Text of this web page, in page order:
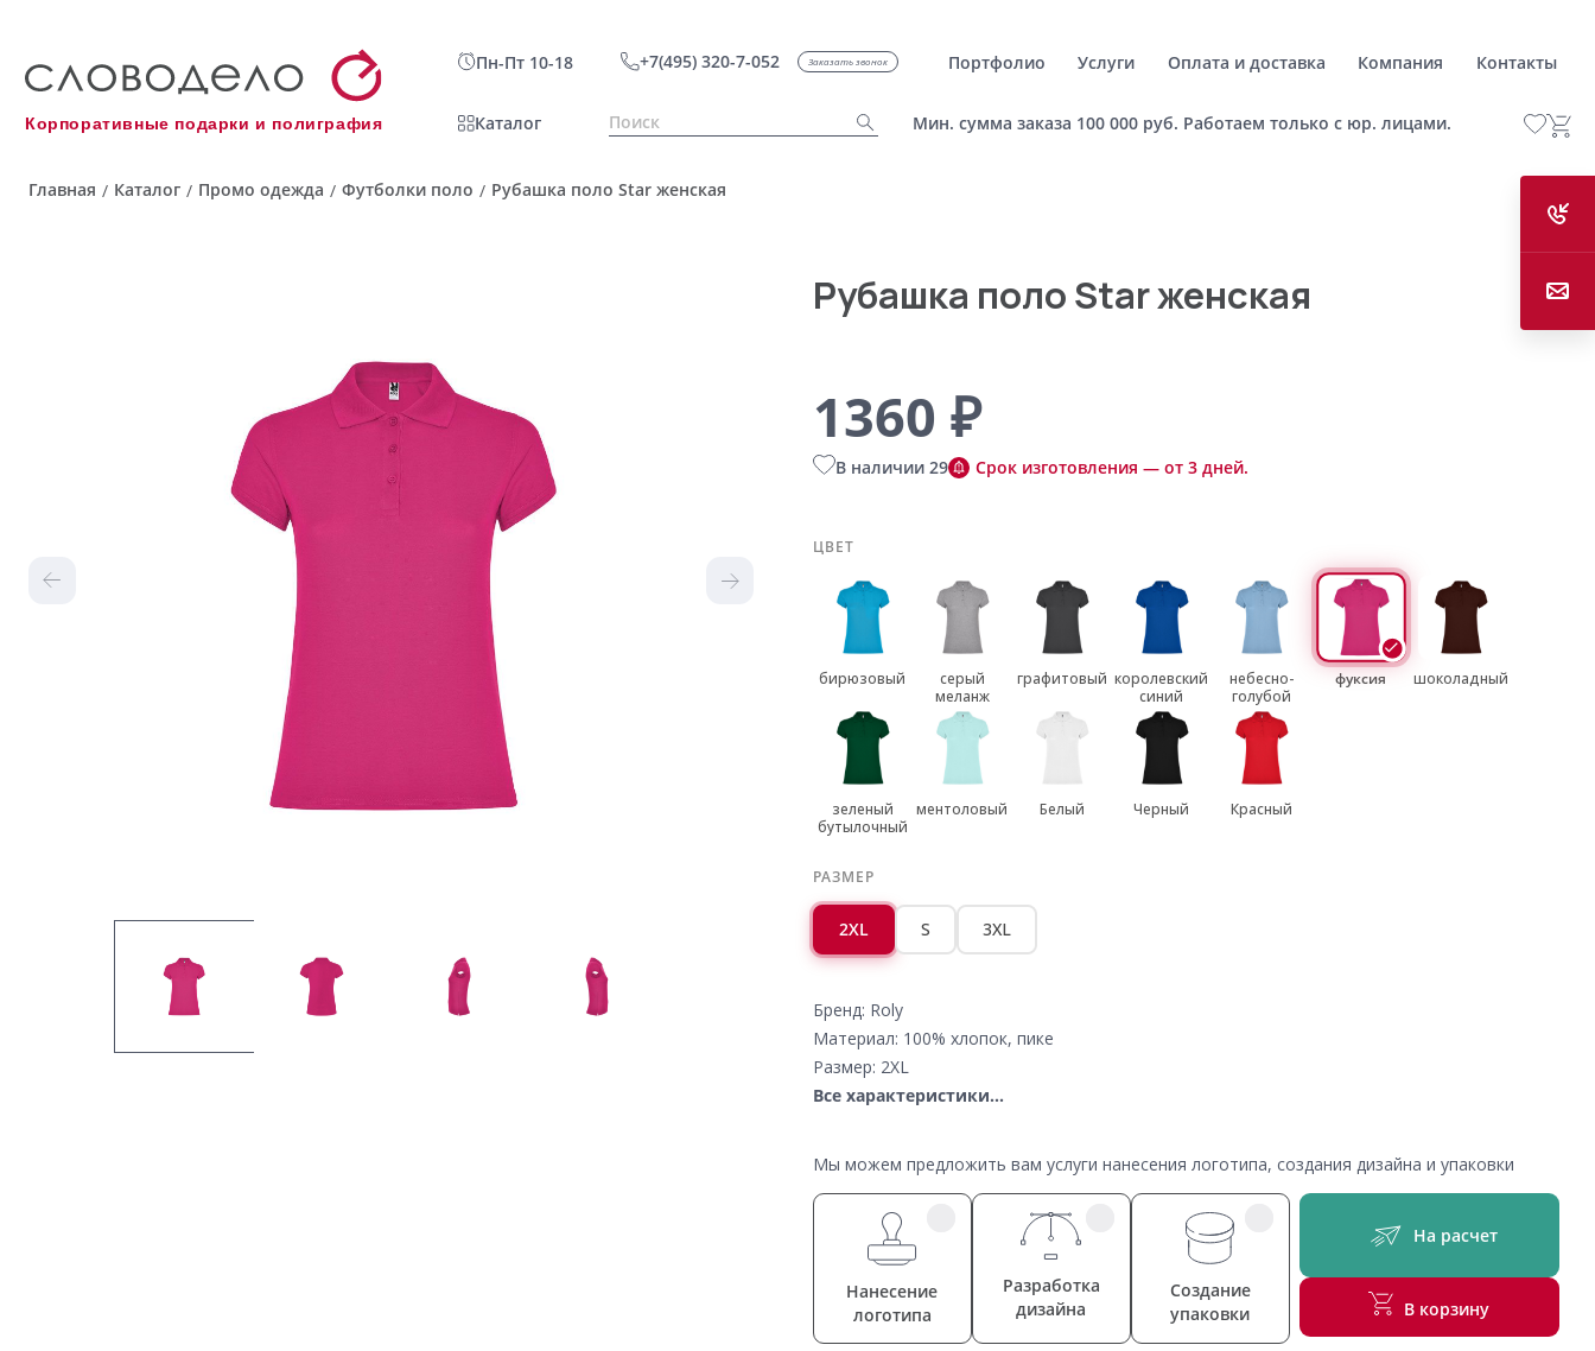
Корпоративные подарки и полиграфия
Пн-Пт 10-18 +7(495) 320-7-052 Заказать звонок Портфолио Услуги Оплата и доставка Компания Контакты
Каталог Мин. сумма заказа 100 000 руб. Работаем только с юр. лицами.
Главная / Каталог / Промо одежда / Футболки поло / Рубашка поло Star женская
Рубашка поло Star женская
1360 ₽
В наличии 29 Срок изготовления — от 3 дней.
ЦВЕТ
бирюзовый
серый
меланж
графитовый королевский
синий
небесно-
голубой
фуксия шоколадный
зеленый
бутылочный
ментоловый Белый Черный Красный
РАЗМЕР
2XL S 3XL
Бренд: Roly
Материал: 100% хлопок, пике
Размер: 2XL
Все характеристики...
Мы можем предложить вам услуги нанесения логотипа, создания дизайна и упаковки
Нанесение
логотипа
Разработка
дизайна
Создание
упаковки
На расчет
В корзину